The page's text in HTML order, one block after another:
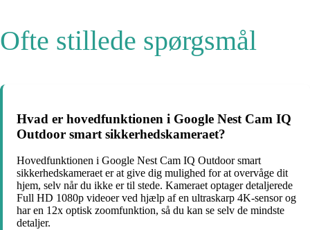
Ofte stillede spørgsmål
Hvad er hovedfunktionen i Google Nest Cam IQ
Outdoor smart sikkerhedskameraet?
Hovedfunktionen i Google Nest Cam IQ Outdoor smart
sikkerhedskameraet er at give dig mulighed for at overvåge dit
hjem, selv når du ikke er til stede. Kameraet optager detaljerede
Full HD 1080p videoer ved hjælp af en ultraskarp 4K-sensor og
har en 12x optisk zoomfunktion, så du kan se selv de mindste
detaljer.